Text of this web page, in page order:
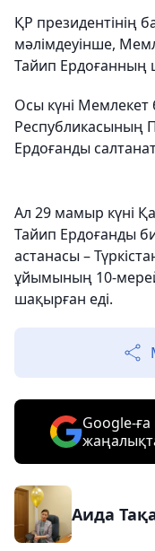
ҚР президентінің
мәлімдеуінше,
Тайип
Осы күні
Республикасының
Ердоғанды
Ал 29 мамыр күні
Тайип Ердоғанды
астанасы –
ұйымының 10-
шақырған еді.
Google-
Аида